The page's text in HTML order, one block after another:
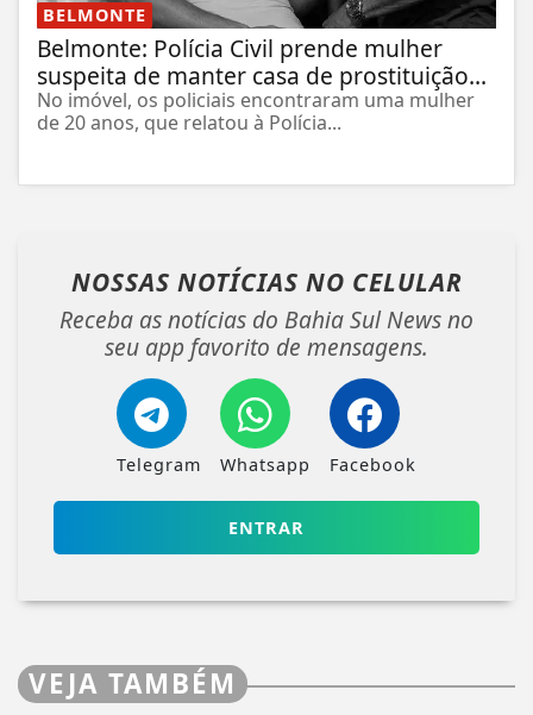
BELMONTE
Belmonte: Polícia Civil prende mulher
suspeita de manter casa de prostituição...
No imóvel, os policiais encontraram uma mulher
de 20 anos, que relatou à Polícia...
NOSSAS NOTÍCIAS NO CELULAR
Receba as notícias do Bahia Sul News no
seu app favorito de mensagens.
Telegram Whatsapp Facebook
ENTRAR
VEJA TAMBÉM